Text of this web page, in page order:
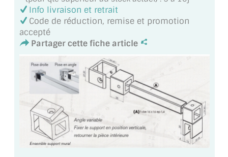
VERRE SUR MESURE
VERRE EXTRACLAIR
VERRE TREMPÉ (SÉCURIT)
PAROI DE DOUCHE
VERRE FEUILLETÉ
VERRE ANTI-REFLET
VERRE LAQUÉ/CRÉDENCE
Info livraison et retrait
Code de réduction, remise et promotion
accepté
Partager cette fiche article